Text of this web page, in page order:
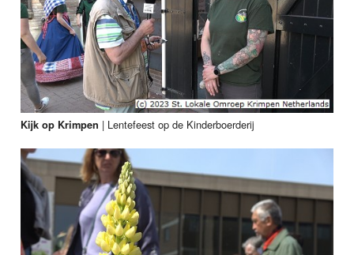
Kijk op Krimpen | Lentefeest op de Kinderboerderij